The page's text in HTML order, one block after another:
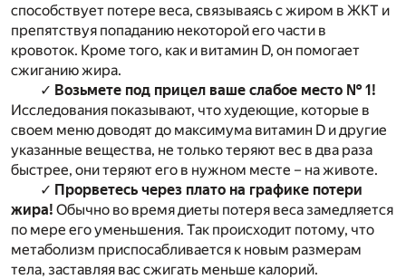
способствует потере веса, связываясь с жиром в ЖКТ и
препятствуя попаданию некоторой его части в
кровоток. Кроме того, как и витамин D, он помогает
сжиганию жира.
✓ Возьмете под прицел ваше слабое место № 1!
Исследования показывают, что худеющие, которые в
своем меню доводят до максимума витамин D и другие
указанные вещества, не только теряют вес в два раза
быстрее, они теряют его в нужном месте – на животе.
✓ Прорветесь через плато на графике потери
жира! Обычно во время диеты потеря веса замедляется
по мере его уменьшения. Так происходит потому, что
метаболизм приспосабливается к новым размерам
тела, заставляя вас сжигать меньше калорий.